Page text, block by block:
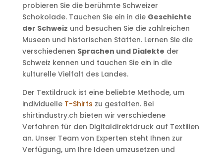
probieren Sie die berühmte Schweizer
Schokolade. Tauchen Sie ein in die Geschichte
der Schweiz und besuchen Sie die zahlreichen
Museen und historischen Stätten. Lernen Sie die
verschiedenen Sprachen und Dialekte der
Schweiz kennen und tauchen Sie ein in die
kulturelle Vielfalt des Landes.
Der Textildruck ist eine beliebte Methode, um
individuelle T-Shirts zu gestalten. Bei
shirtindustry.ch bieten wir verschiedene
Verfahren für den Digitaldirektdruck auf Textilien
an. Unser Team von Experten steht Ihnen zur
Verfügung, um Ihre Ideen umzusetzen und